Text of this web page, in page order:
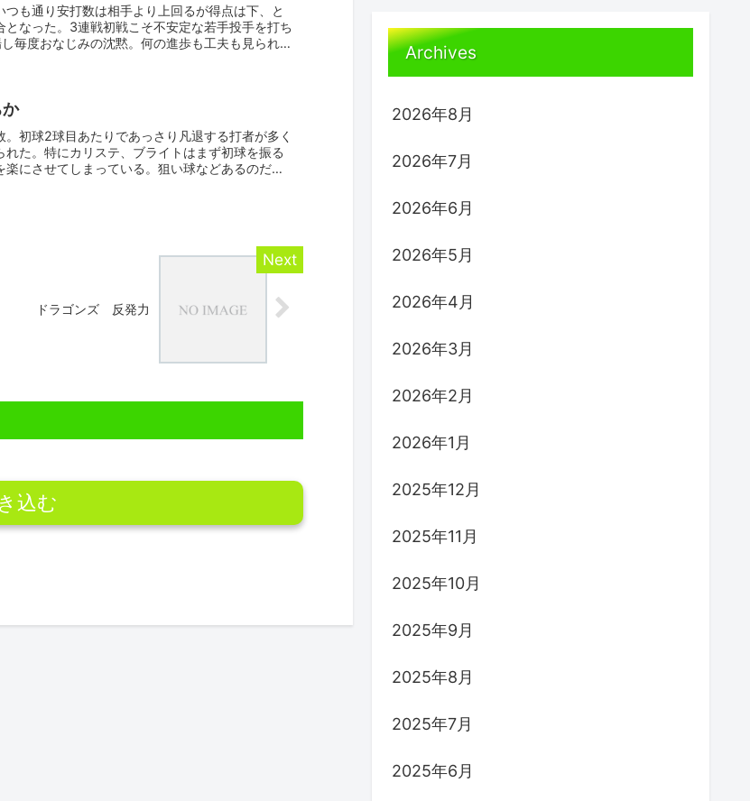
も通り安打数は相手より上回るが得点は下、と
なった。3連戦初戦こそ不安定な若手投手を打ち
毎度おなじみの沈黙。何の進歩も工夫も見られな
初球2球目あたりであっさり凡退する打者が多く
た。特にカリステ、ブライトはまず初球を振る
にさせてしまっている。狙い球などあるのだろ
ドラゴンズ 反発力
込む
Archives
2026年8月
2026年7月
2026年6月
2026年5月
2026年4月
2026年3月
2026年2月
2026年1月
2025年12月
2025年11月
2025年10月
2025年9月
2025年8月
2025年7月
2025年6月